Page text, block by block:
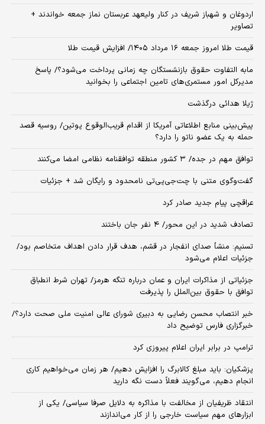
اردوغان و شهباز شریف در کنار ولیعهد عربستان نماز جمعه خواندند +
تصاویر
قیمت طلا امروز جمعه ۱۶ مرداد ۱۴۰۵/ افزایش قیمت طلا
مابه التفاوت حقوق بازنشستگان چه زمانی پرداخت می‌شود؟/ پاسخ
مدیرکل امور مستمری‌های تامین اجتماعی را بخوانید
ژیلا هدائی درگذشت
پیش‌بینی منابع اطلاعاتی آمریکا از اقدام قریب‌الوقوع پوتین/ روسیه قصد
حمله به یک عضو ناتو را دارد؟
توافق مهم در جده/ ۳ کشور منطقه توافقنامه نظامی امضا می‌کنند
گفت‌وگوی متنی با چت‌جی‌پی‌تی نامحدود و رایگان شد + جزئیات
عراقچی پیام جدید صادر کرد
تصادف شدید در این محور/ ۴ نفر جان باختند
تسنیم: منشأ صدای انفجار در قشم، هدف قرار دادن اهداف متخاصم بود/
جزئیات اعلام می‌شود
جزئیاتی از مذاکرات ایران و عمان درباره تنگه هرمز/ تهران شرط انطباق
توافق با حقوق بین‌الملل را پذیرفت
خبر انتصاب محسن رضایی به دبیری شورای عالی امنیت ملی صحت دارد؟/
خبرگزاری فارس توضیح داد
ترامپ در برابر ایران اعلام پیروزی کرد
پزشکیان: باید مبلغ کالابرگ را افزایش دهیم/ هر زمان می‌خواهیم کاری
انجام دهیم، می‌گویند فعلاً دست نگه دارید
انتقاد ظریفیان از مخالفت با مذاکره به دلایل صرفا سیاسی/ یکی از
ابزارهای مهم سیاست خارجی را از کار می‌اندازند